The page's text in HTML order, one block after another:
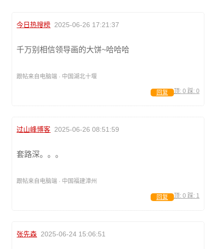
今日热搜榜 2025-06-26 17:21:37
千万别相信领导画的大饼~哈哈哈
跟帖来自电脑端 · 中国湖北十堰
顶: 0 踩: 0
回复
过山峰博客 2025-06-26 08:51:59
套路深。。。
跟帖来自电脑端 · 中国福建漳州
顶: 0 踩: 1
回复
张先森 2025-06-24 15:06:51